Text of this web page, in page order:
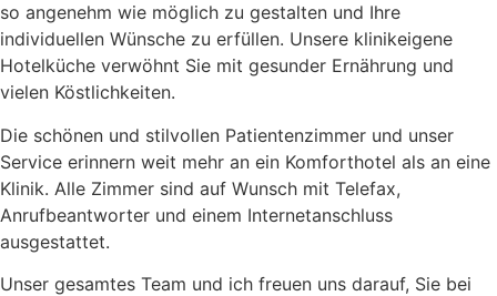
so angenehm wie möglich zu gestalten und Ihre
individuellen Wünsche zu erfüllen. Unsere klinikeigene
Hotelküche verwöhnt Sie mit gesunder Ernährung und
vielen Köstlichkeiten.
Die schönen und stilvollen Patientenzimmer und unser
Service erinnern weit mehr an ein Komforthotel als an eine
Klinik. Alle Zimmer sind auf Wunsch mit Telefax,
Anrufbeantworter und einem Internetanschluss
ausgestattet.
Unser gesamtes Team und ich freuen uns darauf, Sie bei